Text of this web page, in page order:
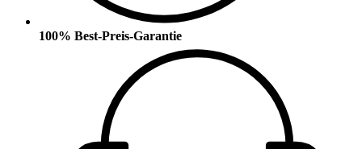
100% Best-Preis-Garantie